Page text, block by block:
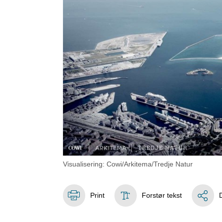
Visualisering: Cowi/Arkitema/Tredje Natur
Print Forstør tekst